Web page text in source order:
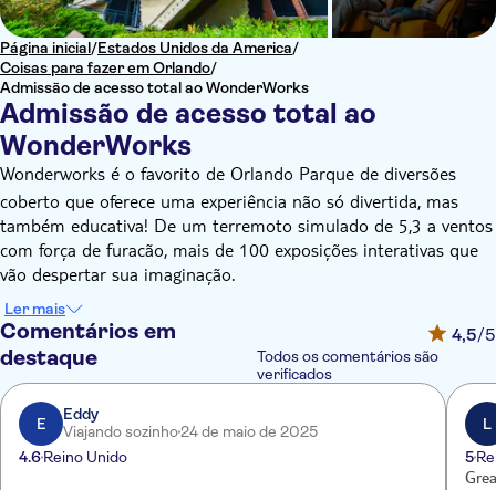
Página inicial/Estados Unidos da America/
Coisas para fazer em Orlando/
Admissão de acesso total ao WonderWorks
Admissão de acesso total ao
WonderWorks
Wonderworks é o favorito de Orlando Parque de diversões
coberto que oferece uma experiência não só divertida, mas
também educativa! De um terremoto simulado de 5,3 a ventos
com força de furacão, mais de 100 exposições interativas que
vão despertar sua imaginação.
Ao longo da visita, participantes de todas as idades poderão
pousar o ônibus espacial, deitar em uma cama de pregos, fazer
bolhas enormes que cobrem seu corpo, projetar e andar em
sua própria montanha-russa, praticar esportes virtuais e muito
mais!
Fuja da chuva ou do calor: curta um brinquedo 4D de
movimento extremo e suba em uma pista de cordas indoor de
Ler mais
Comentários em
destaque
4,5/5
Todos os comentários são
verificados
E
Eddy
Viajando sozinho24 de maio de 2025
4.6Reino Unido
L
5